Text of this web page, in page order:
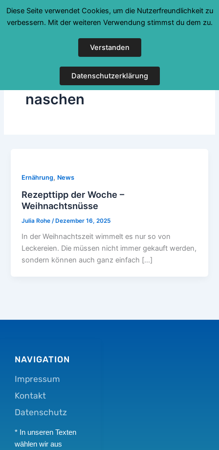
naschen
Ernährung, News
Rezepttipp der Woche –
Weihnachtsnüsse
Julia Rohe /Dezember 16, 2025
In der Weihnachtszeit wimmelt es nur so von
Leckereien. Die müssen nicht immer gekauft werden,
sondern können auch ganz einfach […]
NAVIGATION
Impressum
Kontakt
Datenschutz
* In unseren Texten
wählen wir aus
Diese Seite verwendet Cookies, um die Nutzerfreundlichkeit zu
verbessern. Mit der weiteren Verwendung stimmst du dem zu.
Verstanden
Datenschutzerklärung